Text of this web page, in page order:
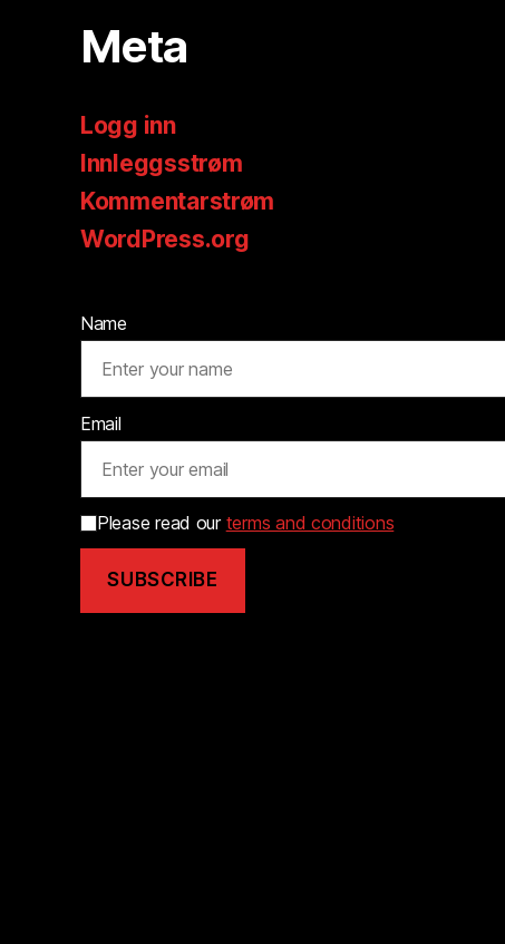
Meta
Logg inn
Innleggsstrøm
Kommentarstrøm
WordPress.org
Name
Email
Please read our terms and conditions